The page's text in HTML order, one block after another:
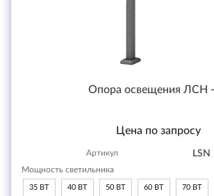
Опора освещения ЛСН
Цена по запросу
Артикул LSN
Мощность светильника
35 ВТ 40 ВТ 50 ВТ 60 ВТ 70 ВТ